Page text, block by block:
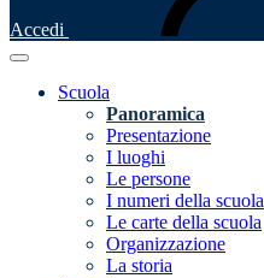
Accedi
Scuola
Panoramica
Presentazione
I luoghi
Le persone
I numeri della scuola
Le carte della scuola
Organizzazione
La storia